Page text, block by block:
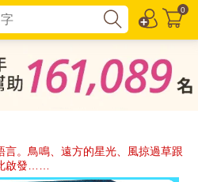
0
。鳥鳴、遠方的星光、風掠過草跟
啟發……